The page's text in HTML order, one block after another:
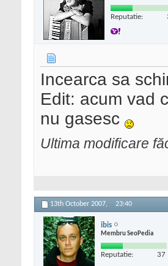
Reputatie:
Incearca sa
Edit: acum vad
nu gasesc
Ultima modificare
13th October 2007, 23:40
ibis
Membru SeoPedia
Reputatie: 37